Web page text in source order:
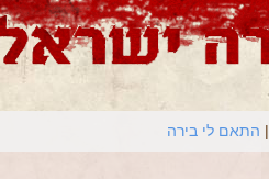
התאם לי בירה